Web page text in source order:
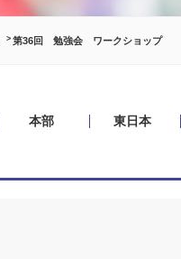
第36回 勉強会 ワークショップ
本部 東日本